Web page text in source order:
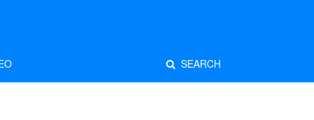
SEARCH